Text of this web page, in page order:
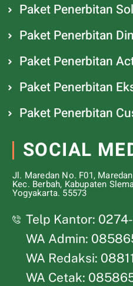
Paket Penerbitan
Paket Penerbitan
Paket Penerbitan
Paket Penerbitan
Paket Penerbitan
SOCIAL
Jl. Maredan No. F01,
Kec. Berbah, Kabupaten
Yogyakarta. 55573
Telp Kantor:
WA Admin:
WA Redaksi:
WA Cetak: